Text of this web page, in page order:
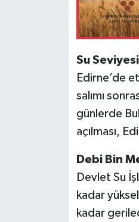
Su
Edirne’de
salımı
günlerde
açılması,
Debi Bin
Devlet Su
kadar
kadar